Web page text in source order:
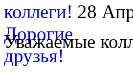
28
Уважаемые